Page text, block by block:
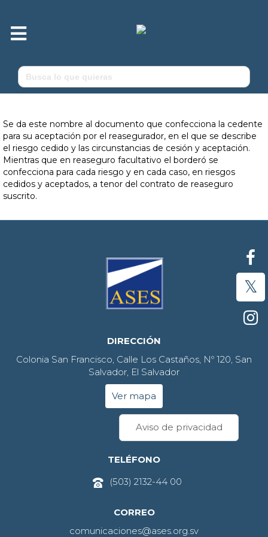
M
e
ú
Buscar:
Se da este nombre al documento que confecciona la cedente
para su aceptación por el reasegurador, en el que se describe
el riesgo cedido y las circunstancias de cesión y aceptación.
Mientras que en reaseguro facultativo el borderó se
confecciona para cada riesgo y en cada caso, en riesgos
cedidos y aceptados, a tenor del contrato de reaseguro
suscrito.
DIRECCIÓN
Colonia San Francisco, Calle Los Castaños, Nº 120, San
Salvador, El Salvador
Ver mapa
Aviso de privacidad
TELÉFONO
(503) 2132-44 00
CORREO
comunicaciones@ases.org.sv